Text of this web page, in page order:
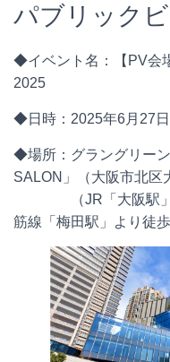
パブリック
◆イベント名：【PV会
2025
◆日時：2025年6月27
◆場所：グラングリー
SALON」（大阪市北区
（JR「大阪駅」よ
筋線「梅田駅」より徒歩